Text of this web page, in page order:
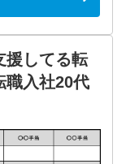
援してる転
職入社20代